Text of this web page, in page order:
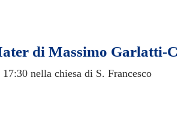
di Massimo Garlatti-
nella chiesa di S. Francesco